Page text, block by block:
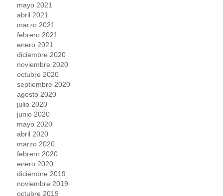
mayo 2021
abril 2021
marzo 2021
febrero 2021
enero 2021
diciembre 2020
noviembre 2020
octubre 2020
septiembre 2020
agosto 2020
julio 2020
junio 2020
mayo 2020
abril 2020
marzo 2020
febrero 2020
enero 2020
diciembre 2019
noviembre 2019
octubre 2019